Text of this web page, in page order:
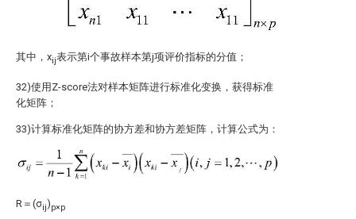
其中，xij表示第i个事故样本第j项评价指标的分值；
32)使用Z-score法对样本矩阵进行标准化变换，获得标准
化矩阵；
33)计算标准化矩阵的协方差和协方差矩阵，计算公式为：
R＝(σij)p×p